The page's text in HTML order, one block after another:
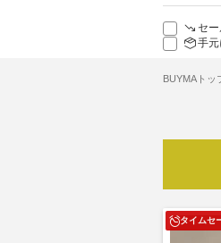
セ
手元
BUYMAトッ
タイムセ